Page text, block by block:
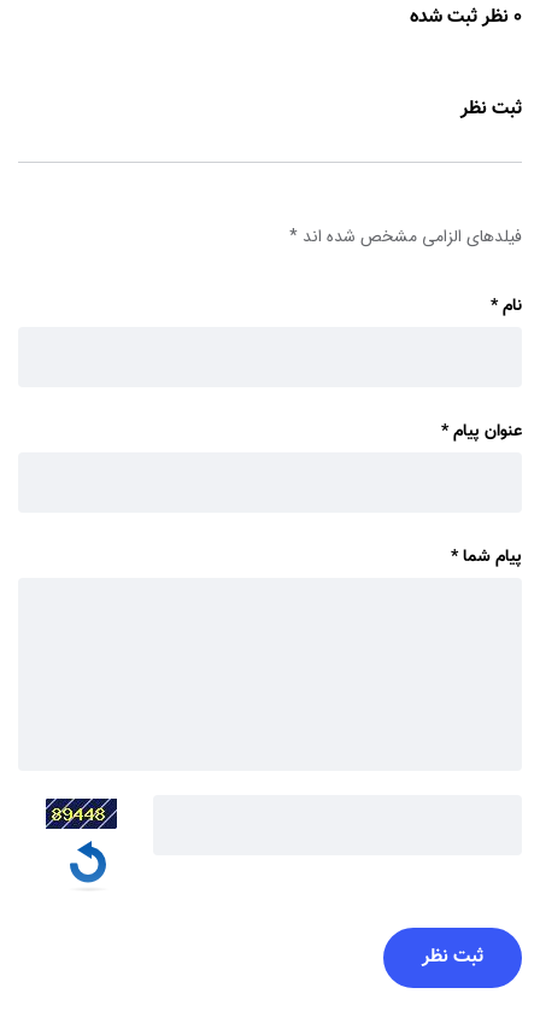
0 نظر ثبت شده
ثبت نظر
فیلدهای الزامی مشخص شده اند *
نام*
عنوان پیام*
پیام شما*